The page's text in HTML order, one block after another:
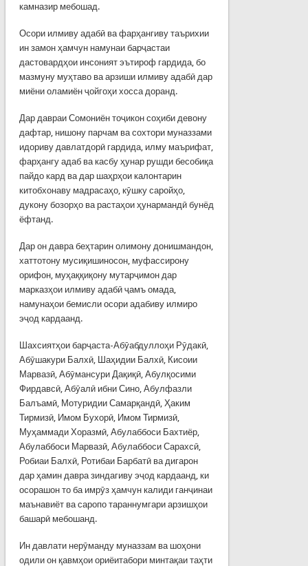
камназир мебошад.
Осори илмиву адабӣ ва фарҳангиву таърихии
ин замон ҳамчун намунаи барҷастаи
дастовардҳои инсоният эътироф гардида, бо
мазмуну муҳтаво ва арзиши илмиву адабӣ дар
миёни оламиён ҷойгоҳи хосса доранд.
Дар давраи Сомониён тоҷикон соҳиби девону
дафтар, нишону парчам ва сохтори муназзами
идориву давлатдорӣ гардида, илму маърифат,
фарҳангу адаб ва касбу ҳунар рушди бесобиқа
пайдо кард ва дар шаҳрҳои калонтарин
китобхонаву мадрасаҳо, кӯшку саройҳо,
дукону бозорҳо ва растаҳои ҳунармандӣ бунёд
ёфтанд.
Дар он давра беҳтарин олимону донишмандон,
хаттотону мусиқишиносон, муфассирону
орифон, муҳаққиқону мутарҷимон дар
марказҳои илмиву адабӣ ҷамъ омада,
намунаҳои бемисли осори адабиву илмиро
эҷод кардаанд.
Шахсиятҳои барҷаста-Абӯабдуллоҳи Рӯдакӣ,
Абӯшакури Балхӣ, Шаҳидии Балхӣ, Кисоии
Марвазӣ, Абӯмансури Дақиқӣ, Абулқосими
Фирдавсӣ, Абӯалӣ ибни Сино, Абулфазли
Балъамӣ, Мотуридии Самарқандӣ, Ҳаким
Тирмизӣ, Имом Бухорӣ, Имом Тирмизӣ,
Муҳаммади Хоразмӣ, Абулаббоси Бахтиёр,
Абулаббоси Марвазӣ, Абулаббоси Сарахсӣ,
Робиаи Балхӣ, Ротибаи Барбатӣ ва дигарон
дар ҳамин давра зиндагиву эҷод кардаанд, ки
осорашон то ба имрӯз ҳамчун калиди ганҷинаи
маънавиёт ва саропо тараннумгари арзишҳои
башарӣ мебошанд.
Ин давлати нерӯманду муназзам ва шоҳони
одили он қавмҳои ориёитабори минтақаи таҳти